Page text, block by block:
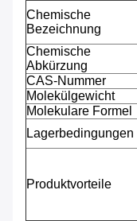
Chemische
Bezeichnung
Chemische
Abkürzung
CAS-Nummer
Molekülgewicht
Molekulare Formel
Lagerbedingungen
Produktvorteile